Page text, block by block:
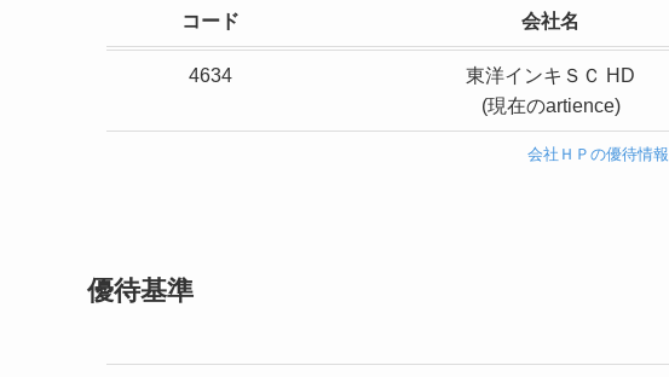
コード 会社名
4634
東洋インキＳＣ HD
(現在のartience)
会社ＨＰの優待情報
優待基準